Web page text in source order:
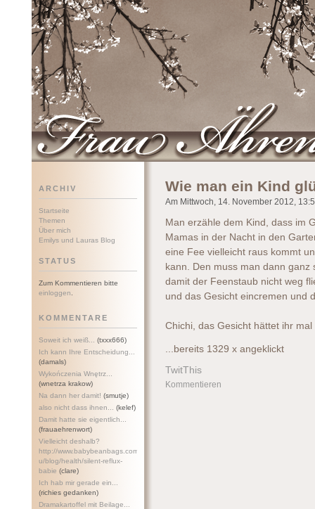
ARCHIV
Startseite
Themen
Über mich
Emilys und Lauras Blog
STATUS
Zum Kommentieren bitte
einloggen
KOMMENTARE
Soweit ich weiß...
(txxx666)
Ich kann Ihre Entscheidung...
(damals)
Wykończenia Wnętrz...
(wnetrza krakow)
Na dann her damit! (smutje)
also nicht dass ihnen...
(kelef)
Damit hatte sie eigentlich...
(frauaehrenwort)
Vielleicht deshalb?
http://www.babybeanbags.com.a
u/blog/health/silent-reflux-
babie (clare)
Ich hab mir gerade ein...
(richies gedanken)
Dramakartoffel mit Beilage...
Wie man ein Kind
Am Mittwoch, 14. November 2012,
Man erzähle dem Kind, dass im
Mamas in der Nacht in den
eine Fee vielleicht raus kommt
kann. Den muss man dann
damit der Feenstaub nicht weg
und das Gesicht eincremen und
Chichi, das Gesicht hättet ihr
...bereits 1329 x angeklickt
TwitThis
Kommentieren